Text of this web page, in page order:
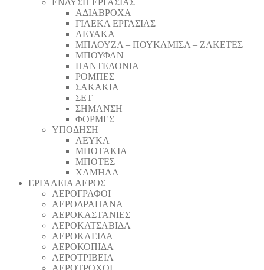
ΑΔΙΑΒΡΟΧΑ
ΓΙΛΕΚΑ ΕΡΓΑΣΙΑΣ
ΛΕΥΑΚΑ
ΜΠΛΟΥΖΑ – ΠΟΥΚΑΜΙΣΑ – ΖΑΚΕΤΕΣ
ΜΠΟΥΦΑΝ
ΠΑΝΤΕΛΟΝΙΑ
ΡΟΜΠΕΣ
ΣΑΚΑΚΙΑ
ΣΕΤ
ΣΗΜΑΝΣΗ
ΦΟΡΜΕΣ
ΥΠΟΔΗΣΗ
ΛΕΥΚΑ
ΜΠΟΤΑΚΙΑ
ΜΠΟΤΕΣ
ΧΑΜΗΛΑ
ΕΡΓΑΛΕΙΑ ΑΕΡΟΣ
ΑΕΡΟΓΡΑΦΟΙ
ΑΕΡΟΔΡΑΠΑΝA
ΑΕΡΟΚΑΣΤΑΝΙΕΣ
ΑΕΡΟΚΑΤΣΑΒΙΔΑ
ΑΕΡΟΚΛΕΙΔΑ
ΑΕΡΟΚΟΠΙΔΑ
ΑΕΡΟΤΡΙΒΕΙΑ
ΑΕΡΟΤΡΟΧΟΙ